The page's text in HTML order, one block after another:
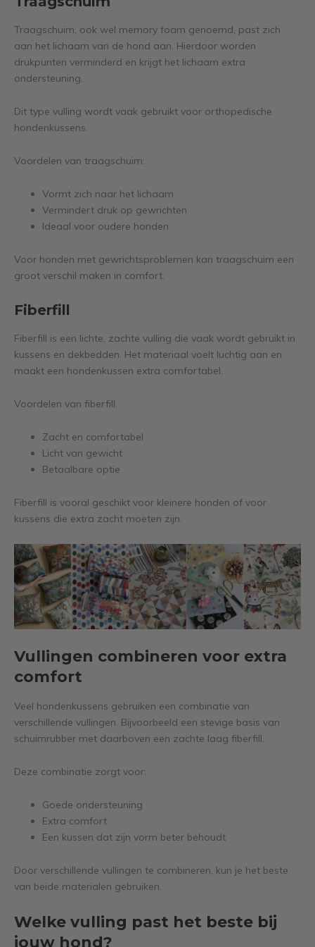
Traagschuim, ook wel memory foam genoemd, past zich
aan het lichaam van de hond aan. Hierdoor worden
drukpunten verminderd en krijgt het lichaam extra
ondersteuning.
Dit type vulling wordt vaak gebruikt voor orthopedische
hondenkussens.
Voordelen van traagschuim:
Vormt zich naar het lichaam
Vermindert druk op gewrichten
Ideaal voor oudere honden
Voor honden met gewrichtsproblemen kan traagschuim een
groot verschil maken in comfort.
Fiberfill
Fiberfill is een lichte, zachte vulling die vaak wordt gebruikt in
kussens en dekbedden. Het materiaal voelt luchtig aan en
maakt een hondenkussen extra comfortabel.
Voordelen van fiberfill:
Zacht en comfortabel
Licht van gewicht
Betaalbare optie
Fiberfill is vooral geschikt voor kleinere honden of voor
kussens die extra zacht moeten zijn.
Vullingen combineren voor extra
comfort
Veel hondenkussens gebruiken een combinatie van
verschillende vullingen. Bijvoorbeeld een stevige basis van
schuimrubber met daarboven een zachte laag fiberfill.
Deze combinatie zorgt voor:
Goede ondersteuning
Extra comfort
Een kussen dat zijn vorm beter behoudt
Door verschillende vullingen te combineren, kun je het beste
van beide materialen gebruiken.
Welke vulling past het beste bij
jouw hond?